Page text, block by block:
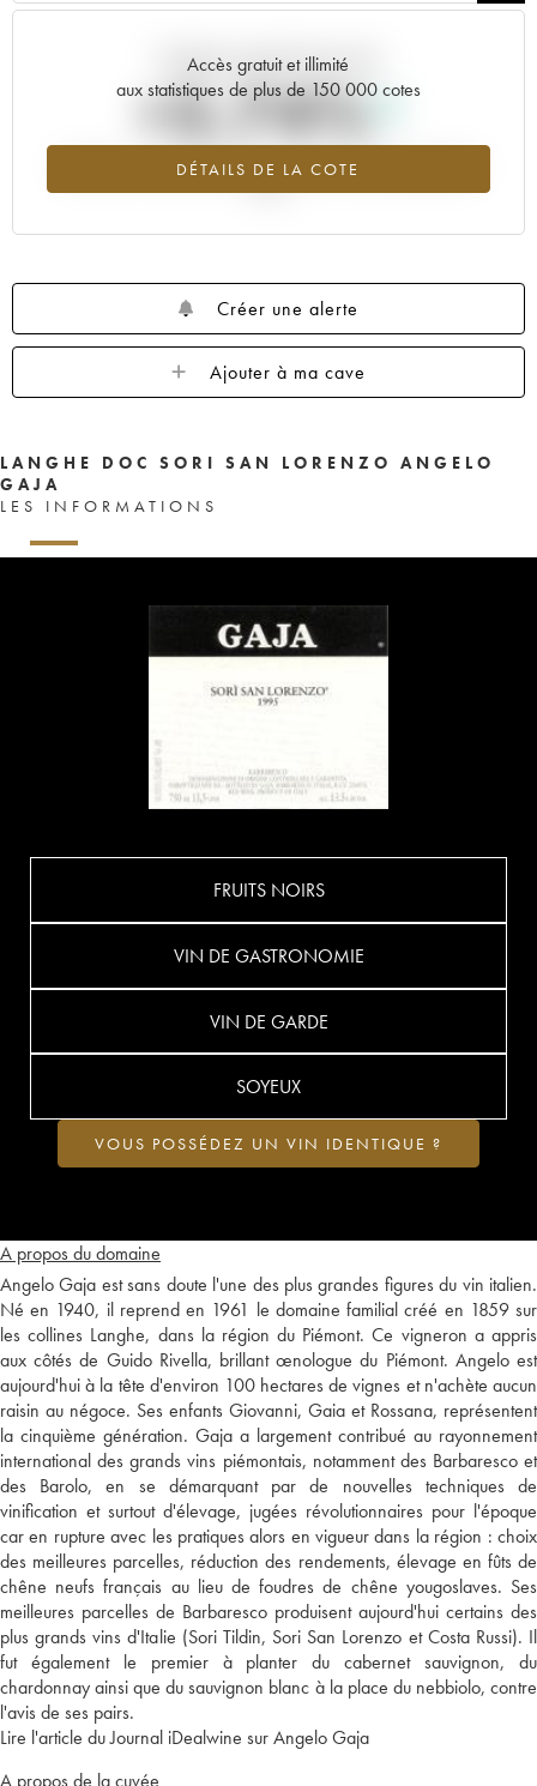
Accès gratuit et illimité
aux statistiques de plus de 150 000 cotes
DÉTAILS DE LA COTE
Tendance actuelle de la cote
+5.74%
Tendance à la hausse du millésime 1998 en 2026 par rapport à
Créer une alerte
Ajouter à ma cave
LANGHE DOC SORI SAN LORENZO ANGELO
GAJA
LES INFORMATIONS
A propos du domaine
Angelo Gaja est sans doute l'une des plus grandes figures du vin italien.
Né en 1940, il reprend en 1961 le domaine familial créé en 1859 sur
les collines Langhe, dans la région du Piémont. Ce vigneron a appris
aux côtés de Guido Rivella, brillant œnologue du Piémont. Angelo est
aujourd'hui à la tête d'environ 100 hectares de vignes et n'achète aucun
raisin au négoce. Ses enfants Giovanni, Gaia et Rossana, représentent
la cinquième génération. Gaja a largement contribué au rayonnement
international des grands vins piémontais, notamment des Barbaresco et
des Barolo, en se démarquant par de nouvelles techniques de
vinification et surtout d'élevage, jugées révolutionnaires pour l'époque
car en rupture avec les pratiques alors en vigueur dans la région : choix
des meilleures parcelles, réduction des rendements, élevage en fûts de
chêne neufs français au lieu de foudres de chêne yougoslaves. Ses
meilleures parcelles de Barbaresco produisent aujourd'hui certains des
plus grands vins d'Italie (Sori Tildin, Sori San Lorenzo et Costa Russi). Il
fut également le premier à planter du cabernet sauvignon, du
chardonnay ainsi que du sauvignon blanc à la place du nebbiolo, contre
l'avis de ses pairs.
Lire l'article du Journal iDealwine sur Angelo Gaja
A propos de la cuvée
FRUITS NOIRS
VIN DE GASTRONOMIE
VIN DE GARDE
SOYEUX
VOUS POSSÉDEZ UN VIN IDENTIQUE ?